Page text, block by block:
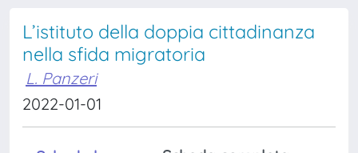
L’istituto della doppia cittadinanza
nella sfida migratoria
L. Panzeri
2022-01-01